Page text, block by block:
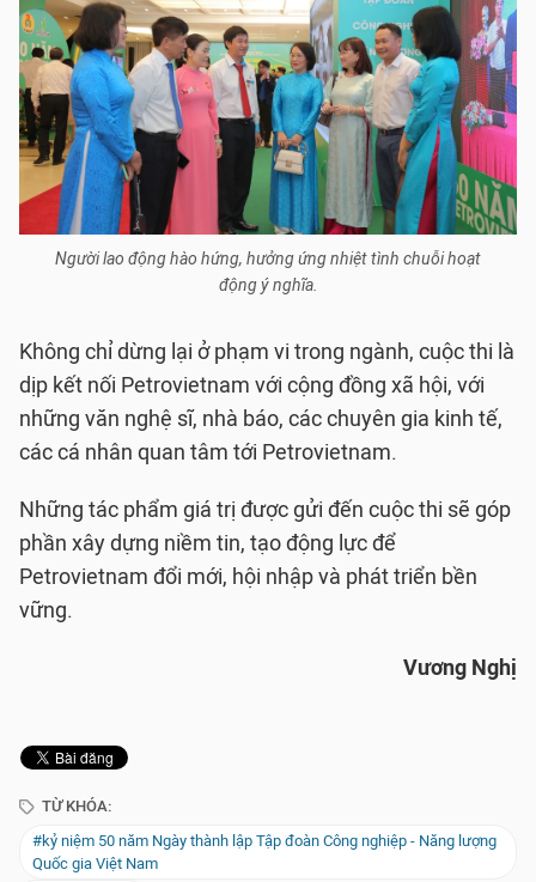
Người lao động hào hứng, hưởng ứng nhiệt tình chuỗi hoạt
động ý nghĩa.
Không chỉ dừng lại ở phạm vi trong ngành, cuộc thi là
dịp kết nối Petrovietnam với cộng đồng xã hội, với
những văn nghệ sĩ, nhà báo, các chuyên gia kinh tế,
các cá nhân quan tâm tới Petrovietnam.
Những tác phẩm giá trị được gửi đến cuộc thi sẽ góp
phần xây dựng niềm tin, tạo động lực để
Petrovietnam đổi mới, hội nhập và phát triển bền
vững.
Vương Nghị
TỪ KHÓA:
#kỷ niệm 50 năm Ngày thành lập Tập đoàn Công nghiệp - Năng lượng
Quốc gia Việt Nam